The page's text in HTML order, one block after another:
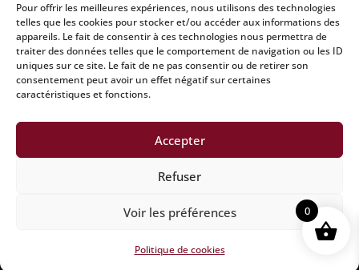
Pour offrir les meilleures expériences, nous utilisons des technologies
telles que les cookies pour stocker et/ou accéder aux informations des
appareils. Le fait de consentir à ces technologies nous permettra de
traiter des données telles que le comportement de navigation ou les ID
uniques sur ce site. Le fait de ne pas consentir ou de retirer son
consentement peut avoir un effet négatif sur certaines
caractéristiques et fonctions.
Accepter
Refuser
Voir les préférences
Politique de cookies
La vente d’alcool est strictement interdite aux
mineurs.
L’abus d’alcool est dangereux pour la santé, à
consommer avec modération.
Politique de confidentialité
Politique d’expedition| Site réalisé par Aline CONSALVO
0